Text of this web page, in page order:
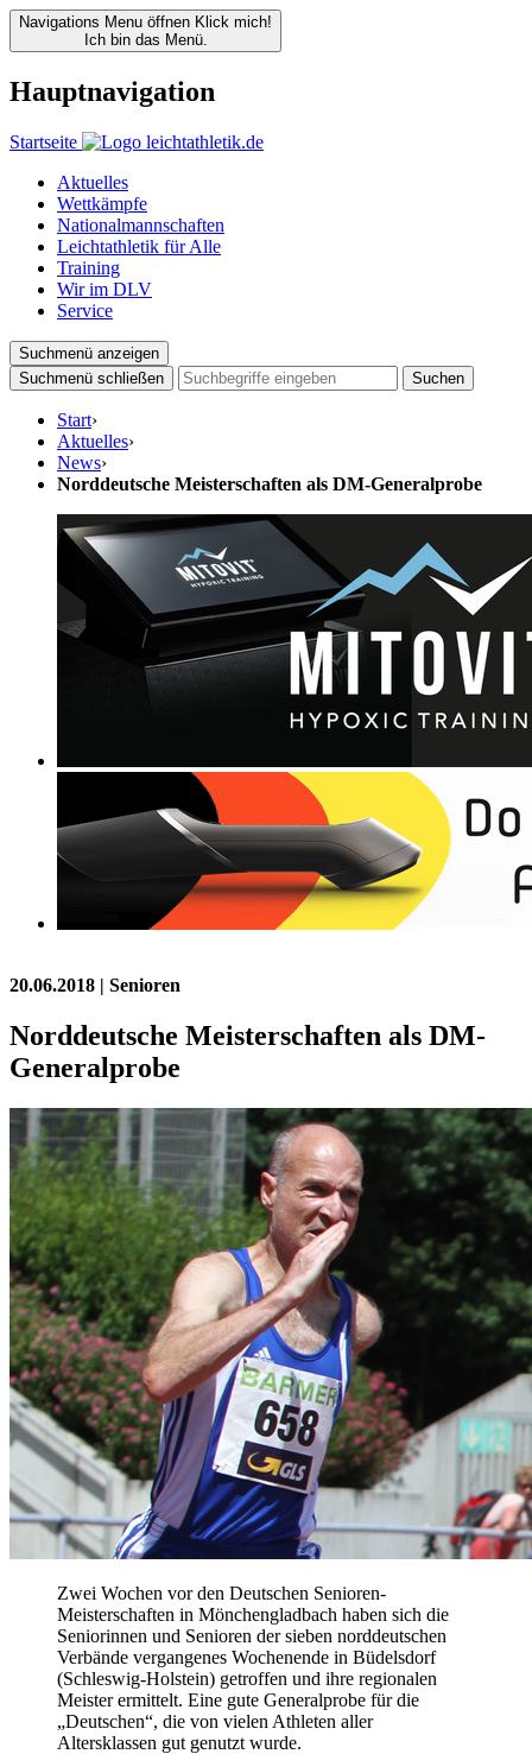
Navigations Menu öffnen Klick mich!
Ich bin das Menü.
Hauptnavigation
Startseite
Aktuelles
Wettkämpfe
Nationalmannschaften
Leichtathletik für Alle
Training
Wir im DLV
Service
Suchmenü anzeigen
Suchmenü schließen
Suchen
Start›
Aktuelles›
News›
Norddeutsche Meisterschaften als DM-Generalprobe
20.06.2018 | Senioren
Norddeutsche Meisterschaften als DM-
Generalprobe
Zwei Wochen vor den Deutschen Senioren-
Meisterschaften in Mönchengladbach haben sich die
Seniorinnen und Senioren der sieben norddeutschen
Verbände vergangenes Wochenende in Büdelsdorf
(Schleswig-Holstein) getroffen und ihre regionalen
Meister ermittelt. Eine gute Generalprobe für die
„Deutschen“, die von vielen Athleten aller
Altersklassen gut genutzt wurde.